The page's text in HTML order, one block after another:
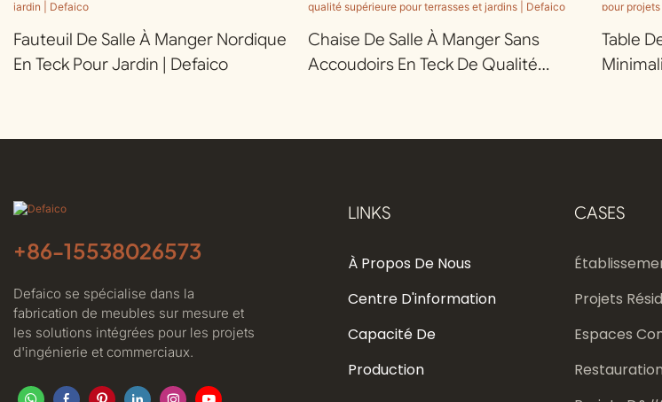
Fauteuil De Salle À Manger Nordique
En Teck Pour Jardin | Defaico
Chaise De Salle À Manger Sans
Accoudoirs En Teck De Qualité
Table
+86-15538026573
Defaico se spécialise dans la
fabrication de meubles sur mesure et
les solutions intégrées pour les projets
d'ingénierie et commerciaux.
LINKS
À Propos De Nous
Centre D'information
Capacité De
Production
CASES
Projets
Espaces
Restauration